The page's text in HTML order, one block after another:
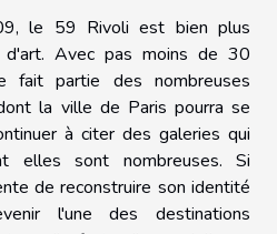
le 59 Rivoli est bien plus
d'art. Avec pas moins de 30
fait partie des nombreuses
la ville de Paris pourra se
à citer des galeries qui
elles sont nombreuses. Si
de reconstruire son identité
l'une des destinations